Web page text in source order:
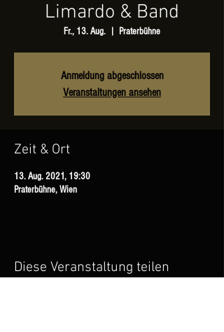
Limardo & Band
Fr., 13. Aug. Praterbühne
Anmeldung abgeschlossen
Veranstaltungen ansehen
Zeit & Ort
13. Aug. 2021, 19:30
Praterbühne, Wien
Diese Veranstaltung teilen